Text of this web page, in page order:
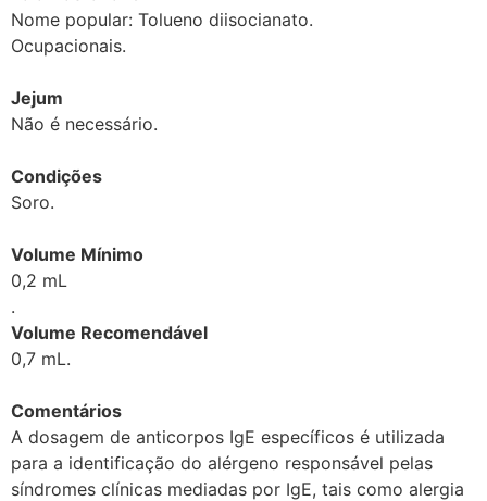
Nome popular: Tolueno diisocianato.
Ocupacionais.
Jejum
Não é necessário.
Condições
Soro.
Volume Mínimo
0,2 mL
.
Volume Recomendável
0,7 mL.
Comentários
A dosagem de anticorpos IgE específicos é utilizada
para a identificação do alérgeno responsável pelas
síndromes clínicas mediadas por IgE, tais como alergia